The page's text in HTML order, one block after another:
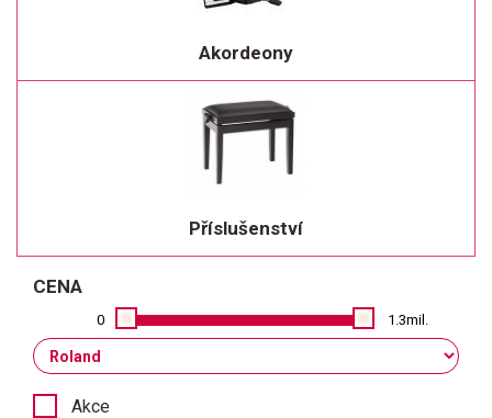
Akordeony
Příslušenství
CENA
0 1.3mil.
Akce